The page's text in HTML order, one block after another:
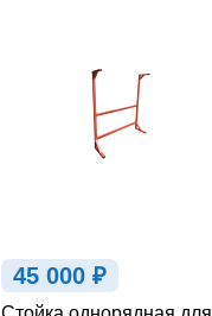
45 000 ₽